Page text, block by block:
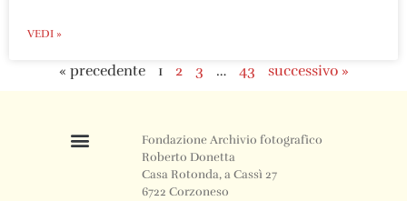
VEDI »
« precedente 1 2 3 … 43 successivo »
Fondazione Archivio fotografico
Roberto Donetta
Casa Rotonda, a Cassì 27
6722 Corzoneso